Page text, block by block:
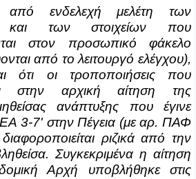
από ενδελεχή μελέτη των
και των στοιχείων που
στον προσωπικό φάκελο
από το λειτουργό ελέγχου),
ότι οι τροποποιήσεις που
στην αρχική αίτηση της
ανάπτυξης που έγινε
3-7' στην Πέγεια (με αρ. ΠΑΦ
ριζικά από την
Συγκεκριμένα η αίτηση
Αρχή υποβλήθηκε στις